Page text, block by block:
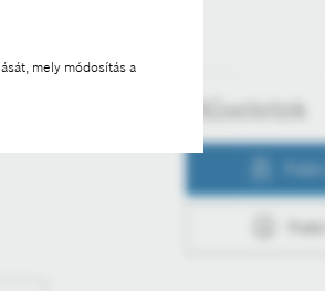
mely módosítás a
Műveletek